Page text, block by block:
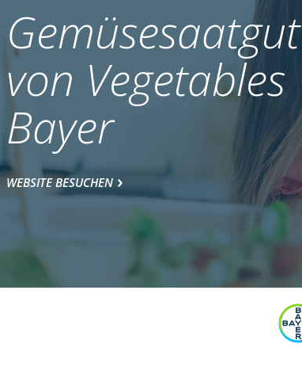
Gemüsesaatgut
von Vegetables
Bayer
WEBSITE BESUCHEN